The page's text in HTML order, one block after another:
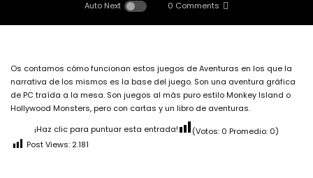
Auto Next 0 Comments
Os contamos cómo funcionan estos juegos de Aventuras en los que la
narrativa de los mismos es la base del juego. Son una aventura gráfica
de PC traída a la mesa. Son juegos al más puro estilo Monkey Island o
Hollywood Monsters, pero con cartas y un libro de aventuras.
¡Haz clic para puntuar esta entrada!
(Votos: 0 Promedio: 0)
Post Views: 2.181